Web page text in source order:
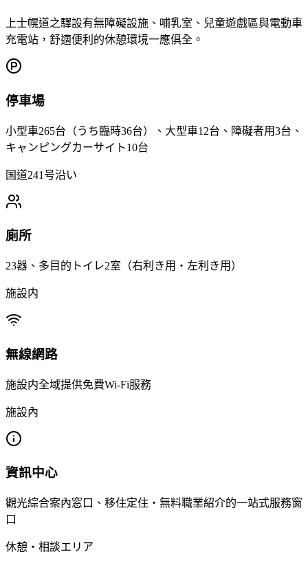
上士幌道之驛設有無障礙設施、哺乳室、兒童遊戲區與電動車
充電站，舒適便利的休憩環境一應俱全。
停車場
小型車265台（うち臨時36台）、大型車12台、障礙者用3台、
キャンピングカーサイト10台
国道241号沿い
廁所
23器、多目的トイレ2室（右利き用・左利き用）
施設内
無線網路
施設内全域提供免費Wi-Fi服務
施設內
資訊中心
觀光綜合案內窓口、移住定住・無料職業紹介的一站式服務窗
口
休憩・相談エリア